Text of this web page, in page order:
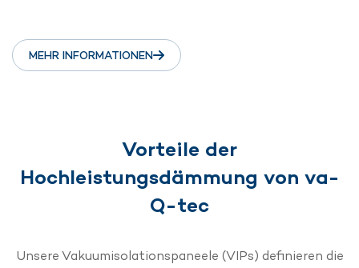
MEHR INFORMATIONEN
Vorteile der
Hochleistungsdämmung von va-
Q-tec
Unsere Vakuumisolationspaneele (VIPs) definieren die